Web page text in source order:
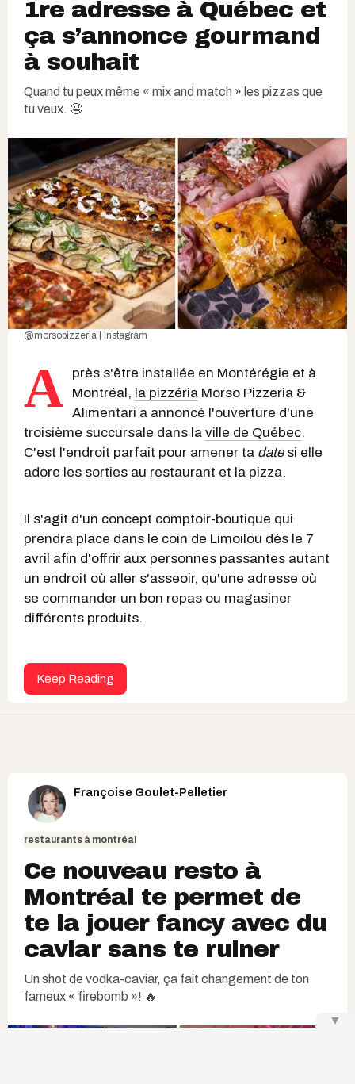
1re adresse à Québec et
ça s’annonce gourmand
à souhait
Quand tu peux même « mix and match » les pizzas que
tu veux. 🤤
@morsopizzeria | Instagram
A
près s'être installée en Montérégie et à
Montréal, la pizzéria Morso Pizzeria &
Alimentari a annoncé l'ouverture d'une
troisième succursale dans la ville de Québec.
C'est l'endroit parfait pour amener ta datesi elle
adore les sorties au restaurant et la pizza.
Il s'agit d'un concept comptoir-boutique qui
prendra place dans le coin de Limoilou dès le 7
avril afin d'offrir aux personnes passantes autant
un endroit où aller s'asseoir, qu'une adresse où
se commander un bon repas ou magasiner
différents produits.
Keep Reading
Françoise Goulet-Pelletier
restaurants à montréal
Ce nouveau resto à
Montréal te permet de
te la jouer fancy avec du
caviar sans te ruiner
Un shot de vodka-caviar, ça fait changement de ton
fameux « firebomb »! 🔥
▼